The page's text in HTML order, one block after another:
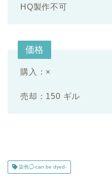
HQ製作不可
価格
購入：×
売却：150 ギル
染色◯-can be dyed-